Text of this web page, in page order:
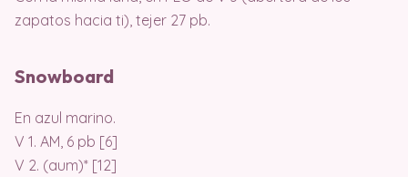
zapatos hacia ti), tejer 27 pb.
Snowboard
En azul marino.
V 1. AM, 6 pb [6]
V 2. (aum)* [12]